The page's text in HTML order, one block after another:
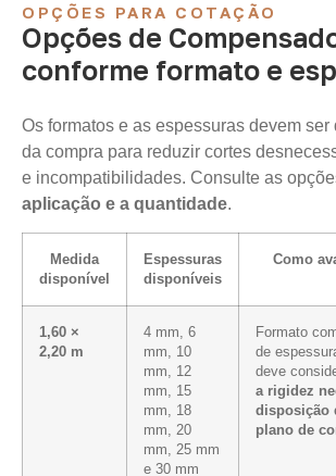
OPÇÕES PARA COTAÇÃO
Opções de
conforme formato e
Os formatos e as espessuras devem
da compra para reduzir cortes
e incompatibilidades. Consulte as
aplicação e a quantidade.
Medida
disponível
Espessuras
disponíveis
Como
1,60 ×
2,20 m
4 mm, 6
mm, 10
mm, 12
mm, 15
mm, 18
mm, 20
mm, 25 mm
e 30 mm
Formato
de
deve
a rigidez
disposição
plano de